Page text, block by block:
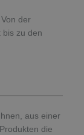
der
bis zu den
aus einer
die